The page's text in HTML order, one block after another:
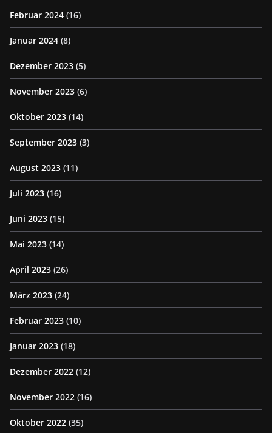
Februar 2024 (16)
Januar 2024 (8)
Dezember 2023 (5)
November 2023 (6)
Oktober 2023 (14)
September 2023 (3)
August 2023 (11)
Juli 2023 (16)
Juni 2023 (15)
Mai 2023 (14)
April 2023 (26)
März 2023 (24)
Februar 2023 (10)
Januar 2023 (18)
Dezember 2022 (12)
November 2022 (16)
Oktober 2022 (35)